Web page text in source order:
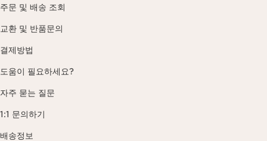
주문 및 배송 조회
교환 및 반품문의
결제방법
도움이 필요하세요?
자주 묻는 질문
1:1 문의하기
배송정보